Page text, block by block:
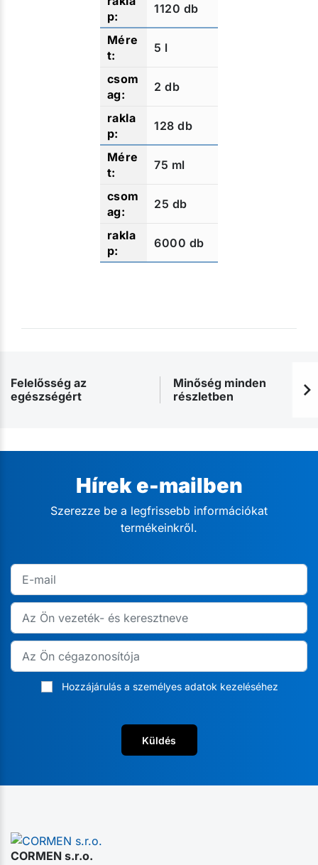
1120 db
5 l
2 db
128 db
75 ml
25 db
6000 db
Felelősség az
egészségért
Minőség minden
részletben
Hírek e-mailben
Szerezze be a legfrissebb információkat
termékeinkről.
Hozzájárulás a személyes adatok kezeléséhez
Küldés
CORMEN s.r.o.